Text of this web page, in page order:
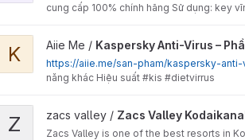
cung cấp 100% chính hãng Sử dụng: key
View Kaspersky Anti-Virus – Phần Mềm Diệt
K Aiie Me / Kaspersky Anti-Virus –
https://aiie.me/san-pham/kaspersky-anti-
năng khác Hiệu suất #kis #dietvirrus
View Zacs Valley Kodaikanal project
Z zacs valley / Zacs Valley
Zacs Valley is one of the best resorts in